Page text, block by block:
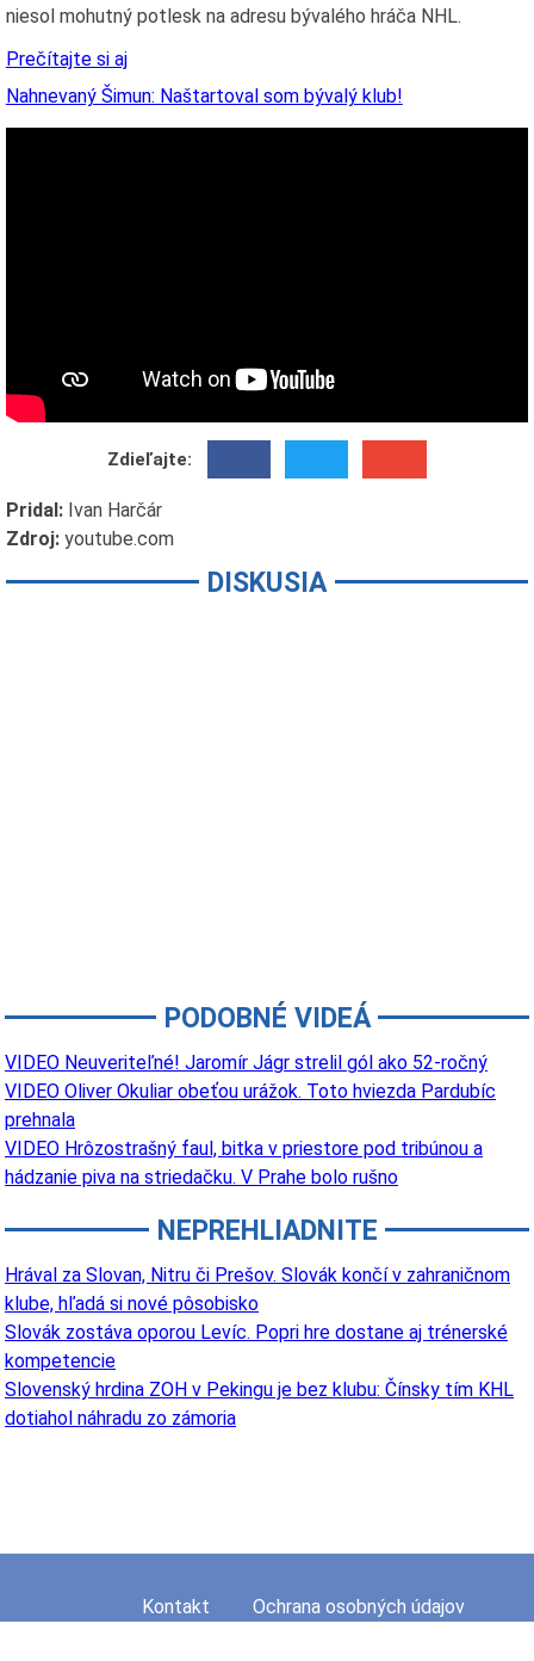
niesol mohutný potlesk na adresu bývalého hráča NHL.
Prečítajte si aj
Nahnevaný Šimun: Naštartoval som bývalý klub!
Zdieľajte:
Pridal: Ivan Harčár
Zdroj: youtube.com
DISKUSIA
PODOBNÉ VIDEÁ
VIDEO Neuveriteľné! Jaromír Jágr strelil gól ako 52-ročný
VIDEO Oliver Okuliar obeťou urážok. Toto hviezda Pardubíc
prehnala
VIDEO Hrôzostrašný faul, bitka v priestore pod tribúnou a
hádzanie piva na striedačku. V Prahe bolo rušno
NEPREHLIADNITE
Hrával za Slovan, Nitru či Prešov. Slovák končí v zahraničnom
klube, hľadá si nové pôsobisko
Slovák zostáva oporou Levíc. Popri hre dostane aj trénerské
kompetencie
Slovenský hrdina ZOH v Pekingu je bez klubu: Čínsky tím KHL
dotiahol náhradu zo zámoria
Kontakt Ochrana osobných údajov